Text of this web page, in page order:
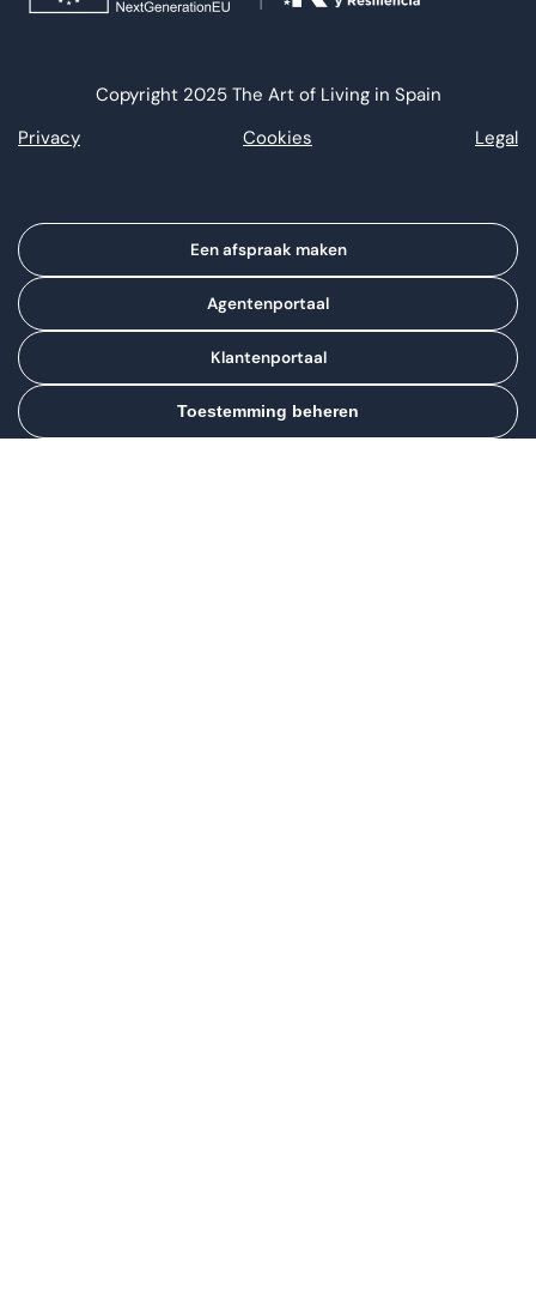
Copyright 2025 The Art of Living in Spain
Privacy
Cookies Legal
Een afspraak maken
Agentenportaal
Klantenportaal
Toestemming beheren